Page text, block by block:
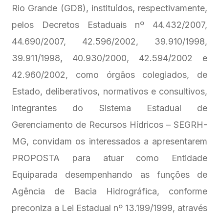
Rio Grande (GD8), instituídos, respectivamente,
pelos Decretos Estaduais nº 44.432/2007,
44.690/2007, 42.596/2002, 39.910/1998,
39.911/1998, 40.930/2000, 42.594/2002 e
42.960/2002, como órgãos colegiados, de
Estado, deliberativos, normativos e consultivos,
integrantes do Sistema Estadual de
Gerenciamento de Recursos Hídricos – SEGRH-
MG, convidam os interessados a apresentarem
PROPOSTA para atuar como Entidade
Equiparada desempenhando as funções de
Agência de Bacia Hidrográfica, conforme
preconiza a Lei Estadual nº 13.199/1999, através